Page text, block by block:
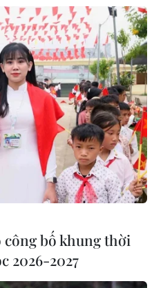
công bố khung thời
2026-2027